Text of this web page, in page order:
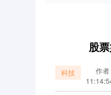
股
科技 作